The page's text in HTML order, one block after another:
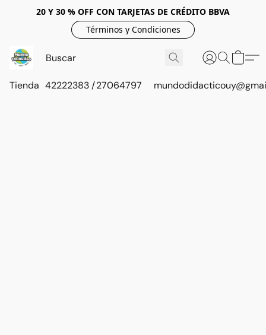
20 Y 30 % OFF CON TARJETAS DE CRÉDITO BBVA
Términos y Condiciones
Tienda 42222383 / 27064797